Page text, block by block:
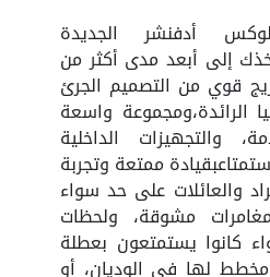
أدفنشر الجديدة
إلى أبعد مدى أكثر من
قوي من التصميم الجرئ
الرائدة،ومجموعة واسعة
والتجهيزات الداخلية
ممتعة وتجربة
والعائلات على حد سواء
مشوقة، ولحظات
كانوا يستمتعون بعطلة
مخطط لها في الوديان، أو